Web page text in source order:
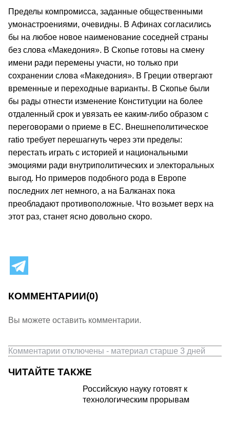
Пределы компромисса, заданные общественными
умонастроениями, очевидны. В Афинах согласились
бы на любое новое наименование соседней страны
без слова «Македония». В Скопье готовы на смену
имени ради перемены участи, но только при
сохранении слова «Македония». В Греции отвергают
временные и переходные варианты. В Скопье были
бы рады отнести изменение Конституции на более
отдаленный срок и увязать ее каким-либо образом с
переговорами о приеме в ЕС. Внешнеполитическое
ratio требует перешагнуть через эти пределы:
перестать играть с историей и национальными
эмоциями ради внутриполитических и электоральных
выгод. Но примеров подобного рода в Европе
последних лет немного, а на Балканах пока
преобладают противоположные. Что возьмет верх на
этот раз, станет ясно довольно скоро.
КОММЕНТАРИИ(0)
Вы можете оставить комментарии.
Комментарии отключены - материал старше 3 дней
ЧИТАЙТЕ ТАКЖЕ
Российскую науку готовят к
технологическим прорывам